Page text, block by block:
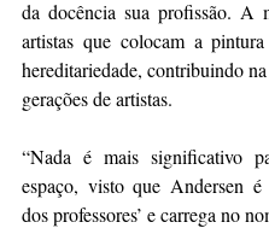
da docência sua profissão. A
artistas que colocam a
hereditariedade, contribuindo
gerações de artistas.
“Nada é mais significativo
espaço, visto que Andersen é
dos professores’ e carrega no